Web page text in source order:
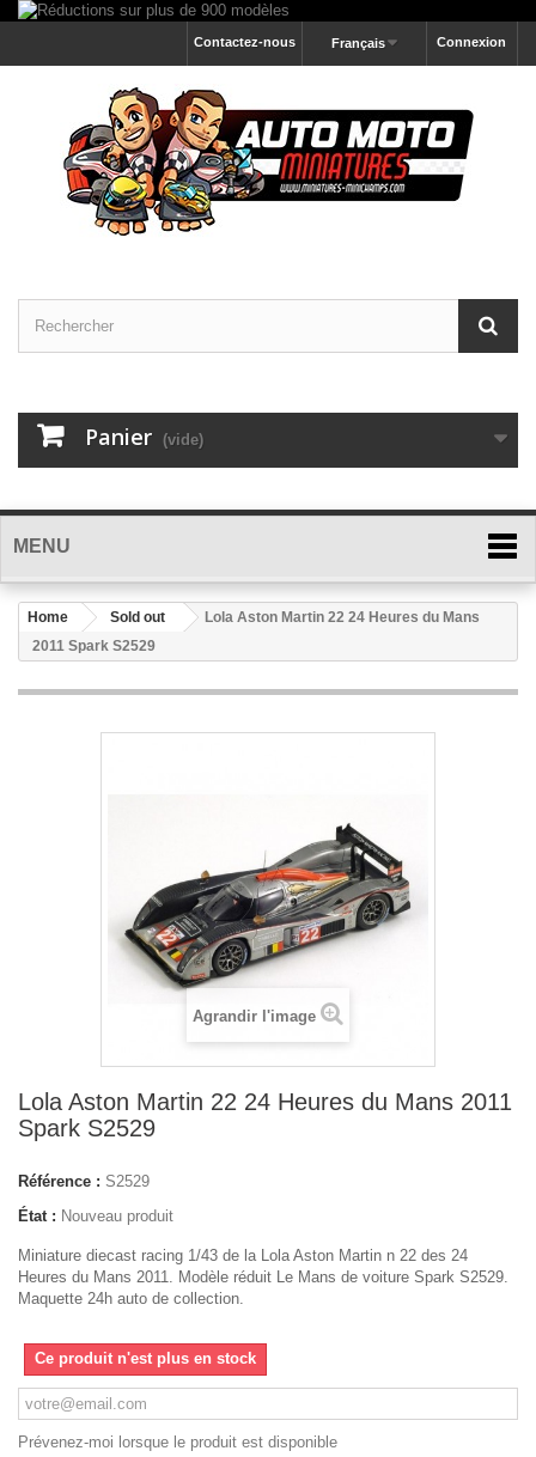
Connexion
Français
Contactez-nous
Panier (vide)
MENU
Home Sold out
Lola Aston Martin 22 24 Heures du Mans
2011 Spark S2529
Agrandir l'image
Lola Aston Martin 22 24 Heures du Mans 2011
Spark S2529
Référence : S2529
État : Nouveau produit
Miniature diecast racing 1/43 de la Lola Aston Martin n 22 des 24
Heures du Mans 2011. Modèle réduit Le Mans de voiture Spark S2529.
Maquette 24h auto de collection.
Ce produit n'est plus en stock
Prévenez-moi lorsque le produit est disponible